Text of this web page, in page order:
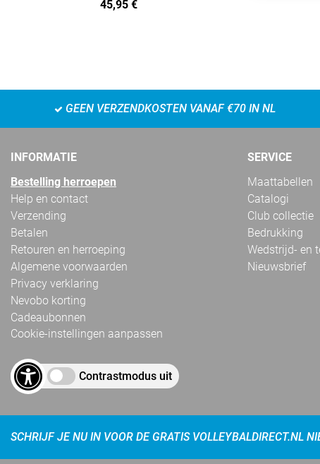
45,95 €
GEEN VERZENDKOSTEN VANAF €70 IN NL
INFORMATIE
Bestelling herroepen
Help en contact
Verzending
Betalen
Retouren en herroeping
Algemene voorwaarden
Privacy verklaring
Nevobo korting
Cadeaubonnen
Cookie-instellingen aanpassen
Contrastmodus uit
SERVICE
Maattabellen
Catalogi
Club collectie
Bedrukking
Wedstrijd- en
Nieuwsbrief
SCHRIJF JE NU IN VOOR DE GRATIS VOLLEYBALDIRECT.NL